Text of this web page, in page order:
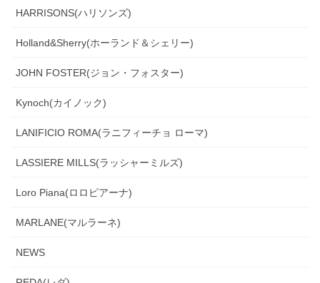
HARRISONS(ハリソンズ)
Holland&Sherry(ホーランド＆シェリー)
JOHN FOSTER(ジョン・フォスター)
Kynoch(カイノック)
LANIFICIO ROMA(ラニフィーチョ ローマ)
LASSIERE MILLS(ラッシャーミルズ)
Loro Piana(ロロピアーナ)
MARLANE(マルラーネ)
NEWS